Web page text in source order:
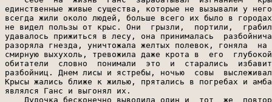
единственные живые существа, которые не вызывали у
всегда жили около людей, больше всего их было в
не видел пользы от крыс. Они  грызли,  портили,
удавалось прижиться в лесу, она принималась
разоряла гнезда, уничтожала желтых полевок, гоняла
смирную выхухоль, тревожила даже крота в  его
обитатели  словно  понимали  это  и  старались
разбойниц. Днем лисы и ястребы, ночью  совы
Крысы жались ближе к жилью, прятались в погребах и
являлся Ганс и выгонял их.
Дудочка бесконечно выводила один и  тот  же